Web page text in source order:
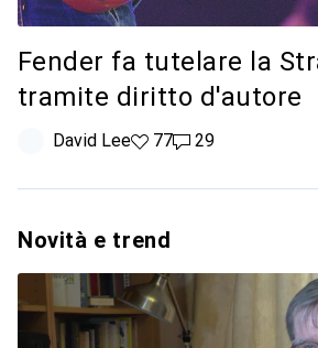
Fender fa tutelare la
tramite diritto d'autore
David Lee77 like
7729 commenti
29
Novità e trend